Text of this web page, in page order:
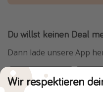
Du willst keinen Deal
Dann lade unsere App
Wir respektieren